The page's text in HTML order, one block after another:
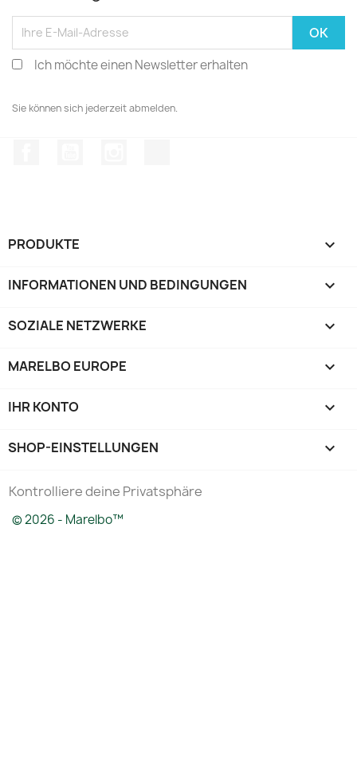
Ich möchte einen Newsletter erhalten
Sie können sich jederzeit abmelden.
PRODUKTE 
INFORMATIONEN UND BEDINGUNGEN 
SOZIALE NETZWERKE 
MARELBO EUROPE 
IHR KONTO 
SHOP-EINSTELLUNGEN keyboard_arrow_down
Kontrolliere deine Privatsphäre
© 2026 - Marelbo™